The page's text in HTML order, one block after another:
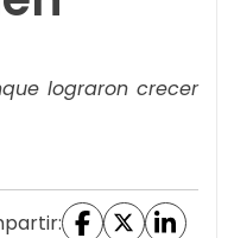
lograron crecer